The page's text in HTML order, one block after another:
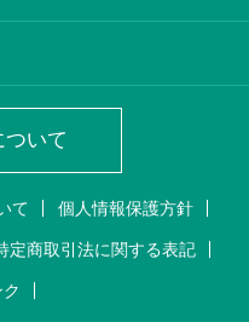
ついて
て 個人情報保護方針
定商取引法に関する表記